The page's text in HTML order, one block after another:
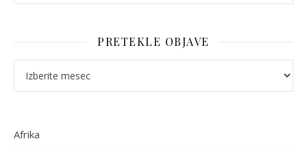
PRETEKLE OBJAVE
Afrika